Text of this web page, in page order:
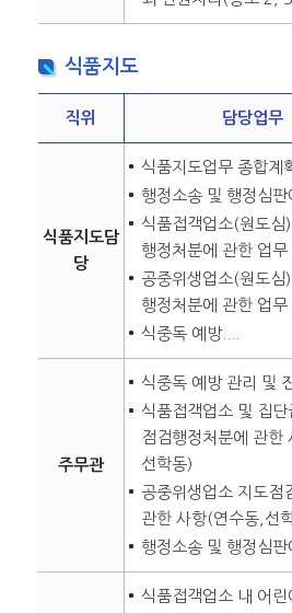
식품지도
직위 담당업무
식품지도담
당
식품지도업무 종합계
행정소송 및 행정심
식품접객업소(원도심
행정처분에 관한 업무
공중위생업소(원도심
행정처분에 관한 업무
식중독 예방....
주무관
식중독 예방 관리 및
식품접객업소 및 집단
점검행정처분에 관한
선학동)
공중위생업소 지도점
관한 사항(연수동,선
행정소송 및 행정심판
식품접객업소 내 어린